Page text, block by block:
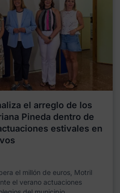
el arreglo de los
Pineda dentro de
estivales en
el millón de euros, Motril
el verano actuaciones